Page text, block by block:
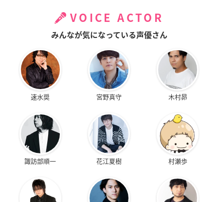
VOICE ACTOR
みんなが気になっている声優さん
速水奨 宮野真守 木村昴
諏訪部順一 花江夏樹 村瀬歩